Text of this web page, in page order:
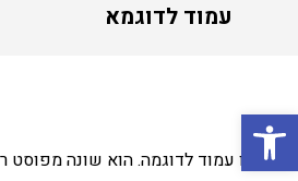
פתח סרגל נגישות
עמוד לדוגמא
זהו עמוד לדוגמה. הוא שונה